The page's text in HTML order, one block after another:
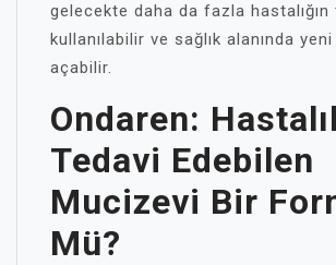
gelecekte daha da fazla hastalığın
kullanılabilir ve sağlık alanında
açabilir.
Ondaren:
Tedavi Edebilen
Mucizevi Bir
Mü?